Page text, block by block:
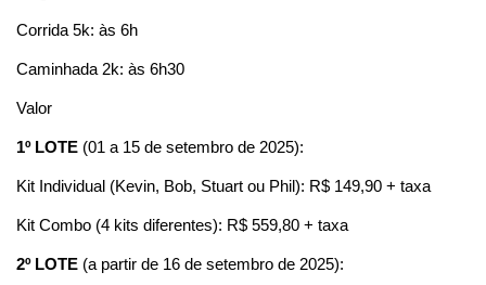
Corrida 5k: às 6h
Caminhada 2k: às 6h30
Valor
1º LOTE (01 a 15 de setembro de 2025):
Kit Individual (Kevin, Bob, Stuart ou Phil): R$ 149,90 + taxa
Kit Combo (4 kits diferentes): R$ 559,80 + taxa
2º LOTE (a partir de 16 de setembro de 2025):